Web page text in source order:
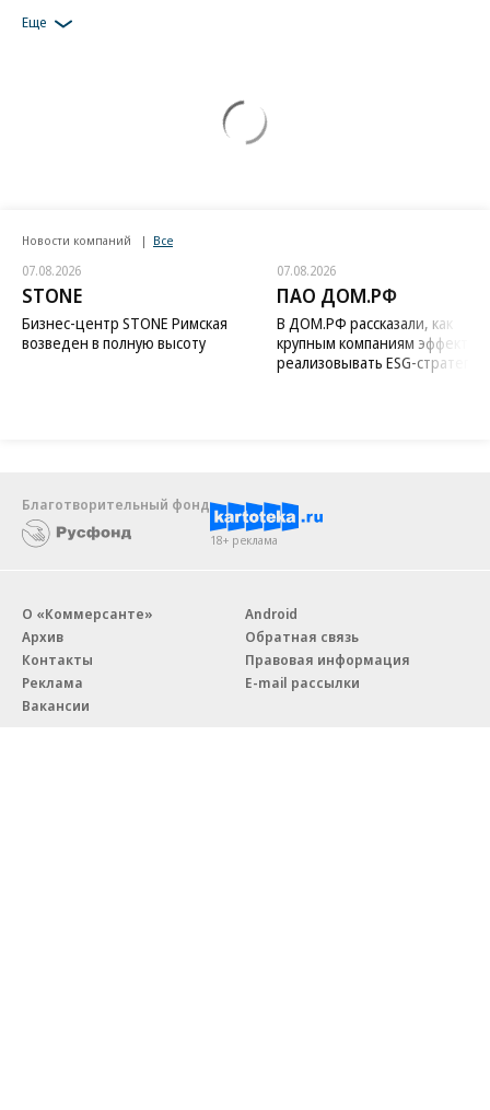
Еще
Новости компаний Все
07.08.2026
STONE
Бизнес-центр STONE Римская
возведен в полную высоту
07.08.2026
ПАО ДОМ.РФ
В ДОМ.РФ рассказали, как
крупным компаниям
реализовывать ESG-стратегию
Благотворительный фонд
18+ реклама
О «Коммерсанте»
Архив
Контакты
Реклама
Вакансии
Android
Обратная связь
Правовая информация
E-mail рассылки